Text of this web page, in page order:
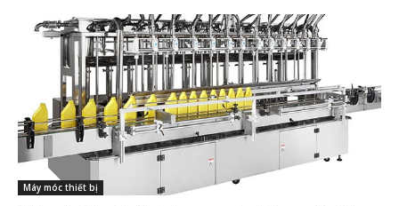
Máy móc thiết bị